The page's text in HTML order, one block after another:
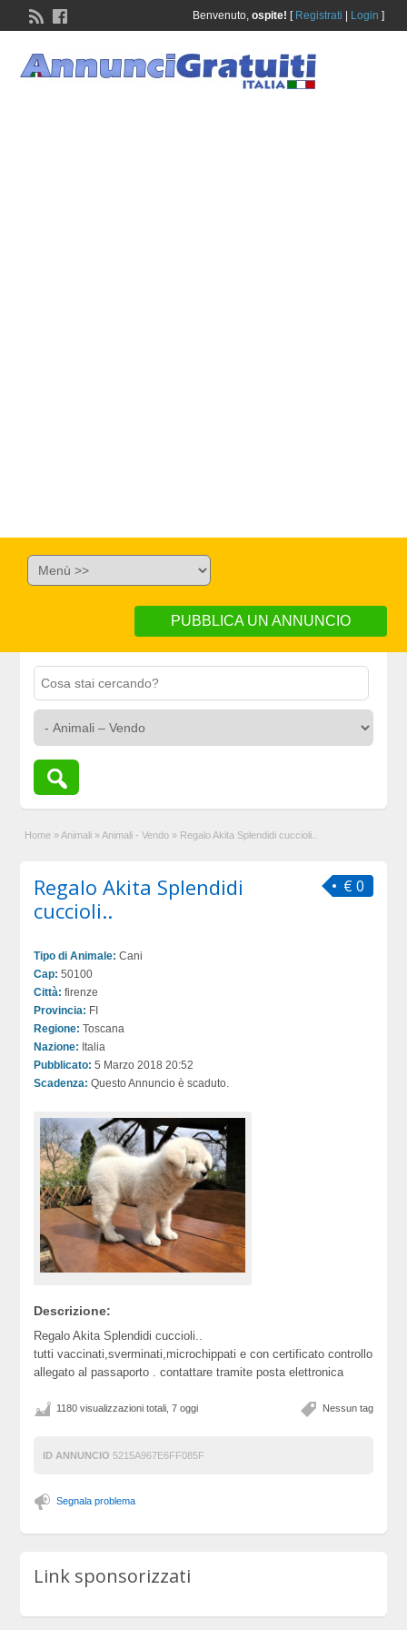
Benvenuto, ospite! [ Registrati Login ]
PUBBLICA UN ANNUNCIO
Home » Animali » Animali - Vendo » Regalo Akita Splendidi cuccioli..
€ 0
Regalo Akita Splendidi
cuccioli..
Tipo di Animale: Cani
Cap: 50100
Città: firenze
Provincia: FI
Regione: Toscana
Nazione: Italia
Pubblicato: 5 Marzo 2018 20:52
Scadenza: Questo Annuncio è scaduto.
Descrizione:
Regalo Akita Splendidi cuccioli..
tutti vaccinati,sverminati,microchippati e con certificato controllo
allegato al passaporto . contattare tramite posta elettronica
Nessun tag
1180 visualizzazioni totali, 7 oggi
ID ANNUNCIO 5215A967E6FF085F
Segnala problema
Link sponsorizzati